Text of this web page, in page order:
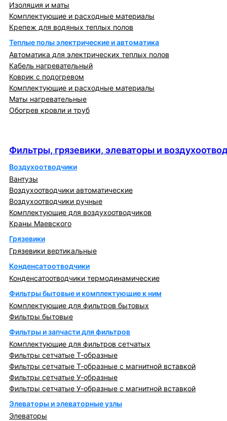
Изоляция и маты
Комплектующие и расходные материалы
Крепеж для водяных теплых полов
Теплые полы электрические и автоматика
Автоматика для электрических теплых полов
Кабель нагревательный
Коврик с подогревом
Комплектующие и расходные материалы
Маты нагревательные
Обогрев кровли и труб
Фильтры, грязевики, элеваторы и
Воздухоотводчики
Вантузы
Воздухоотводчики автоматические
Воздухоотводчики ручные
Комплектующие для воздухоотводчиков
Краны Маевского
Грязевики
Грязевики вертикальные
Конденсатоотводчики
Конденсатоотводчики термодинамические
Фильтры бытовые и комплектующие к ним
Комплектующие для фильтров бытовых
Фильтры бытовые
Фильтры и запчасти для фильтров
Комплектующие для фильтров сетчатых
Фильтры сетчатые Т-образные
Фильтры сетчатые Т-образные с магнитной вставкой
Фильтры сетчатые У-образные
Фильтры сетчатые У-образные с магнитной вставкой
Элеваторы и элеваторные узлы
Элеваторы